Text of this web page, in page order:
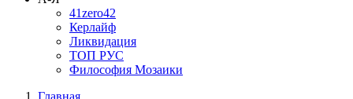
41zero42
Керлайф
Ликвидация
ТОП РУС
Философия Мозаики
Главная